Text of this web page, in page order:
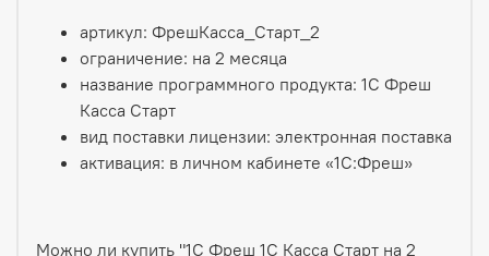
артикул: ФрешКасса_Старт_2
ограничение: на 2 месяца
название программного продукта: 1С Фреш
Касса Старт
вид поставки лицензии: электронная поставка
активация: в личном кабинете «1С:Фреш»
Можно ли купить "1С Фреш 1С Касса Старт на 2